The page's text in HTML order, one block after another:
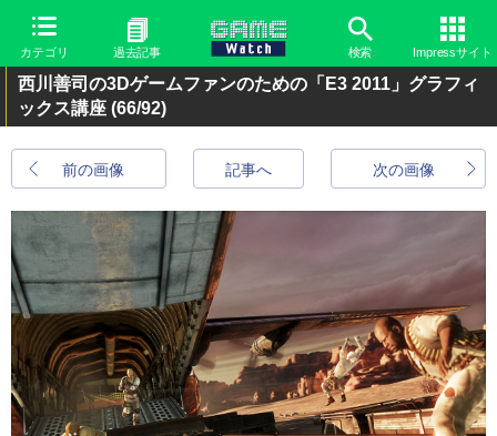
カテゴリ 過去記事 検索 Impressサイト
西川善司の3Dゲームファンのための「E3 2011」グラフィ
ックス講座 (66/92)
前の画像 次の画像
記事へ